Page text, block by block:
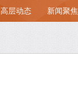
高层动态 新闻聚焦